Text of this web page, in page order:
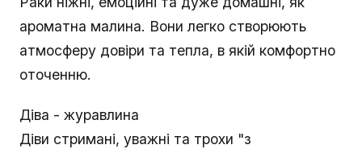
ароматна малина. Вони легко створюють
атмосферу довіри та тепла, в якій комфортно
оточенню.
Діва - журавлина
Діви стримані, уважні та трохи "з